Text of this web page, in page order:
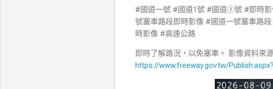
#國道一號 #國道1號 #國道①號 #即時
號塞車路段即時影像 #國道一號塞車路
時影像 #高速公路
即時了解路況，以免塞車。 影像資料來
https://www.freeway.gov.tw/